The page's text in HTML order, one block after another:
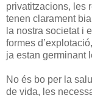
privatitzacions, les
tenen clarament
la nostra societat i
formes
ja estan germinant
No és bo per la
de vida, les